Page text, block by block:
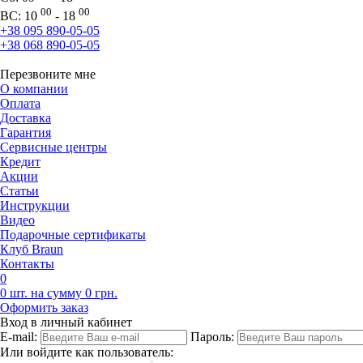
ВС: 10 00 - 18 00
+38 095 890-05-05
+38 068 890-05-05
Перезвоните мне
О компании
Оплата
Доставка
Гарантия
Сервисные центры
Кредит
Акции
Статьи
Инструкции
Видео
Подарочные сертификаты
Клуб Braun
Контакты
0
0 шт. на сумму 0 грн.
Оформить заказ
Вход в личный кабинет
E-mail:
Пароль:
Или войдите как пользователь: